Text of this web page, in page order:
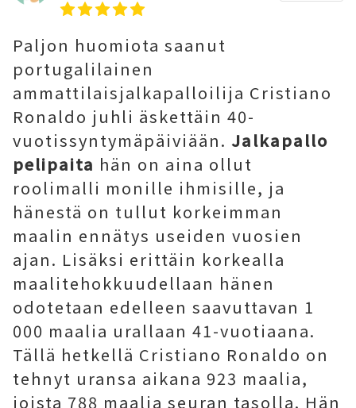
Paljon huomiota saanut
portugalilainen
ammattilaisjalkapalloilija Cristiano
Ronaldo juhli äskettäin 40-
vuotissyntymäpäiviään. Jalkapallo
pelipaita hän on aina ollut
roolimalli monille ihmisille, ja
hänestä on tullut korkeimman
maalin ennätys useiden vuosien
ajan. Lisäksi erittäin korkealla
maalitehokkuudellaan hänen
odotetaan edelleen saavuttavan 1
000 maalia urallaan 41-vuotiaana.
Tällä hetkellä Cristiano Ronaldo on
tehnyt uransa aikana 923 maalia,
joista 788 maalia seuran tasolla. Hän